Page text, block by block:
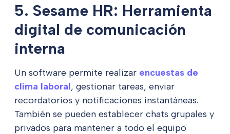
5. Sesame HR: Herramienta
digital de comunicación
interna
Un software permite realizar encuestas de
clima laboral, gestionar tareas, enviar
recordatorios y notificaciones instantáneas.
También se pueden establecer chats grupales y
privados para mantener a todo el equipo